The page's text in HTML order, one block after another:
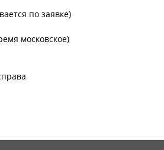
по заявке)
московское)